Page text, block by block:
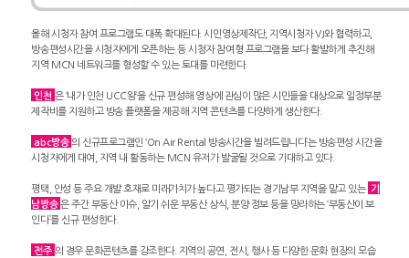
올해 시청자 참여 프로그램도 대폭 확대된다. 시민영상제작단, 지역시청자 VJ와 협력하고,
방송편성시간을 시청자에게 오픈하는 등 시청자 참여형 프로그램을 보다 활발하게 추진해
지역 MCN 네트워크를 형성할 수 있는 토대를 마련한다.
인천 은 ‘내가 인천 UCC왕’을 신규 편성해 영상에 관심이 많은 시민들을 대상으로 일정부분
제작비를 지원하고 방송 플랫폼을 제공해 지역 콘텐츠를 다양하게 생산한다.
abc방송 의 신규프로그램인 ‘On Air Rental 방송시간을 빌려드립니다’는 방송편성 시간을
시청자에게 대여, 지역 내 활동하는 MCN 유저가 발굴될 것으로 기대하고 있다.
평택, 안성 등 주요 개발 호재로 미래가치가 높다고 평가되는 경기남부 지역을 맡고 있는 기
남방송 은 주간 부동산 이슈, 알기 쉬운 부동산 상식, 분양 정보 등을 망라하는 ‘부동산이 보
인다’를 신규 편성한다.
전주 의 경우 문화콘텐츠를 강조한다. 지역의 공연, 전시, 행사 등 다양한 문화 현장의 모습